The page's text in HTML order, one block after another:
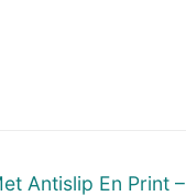
Antislip En Print –